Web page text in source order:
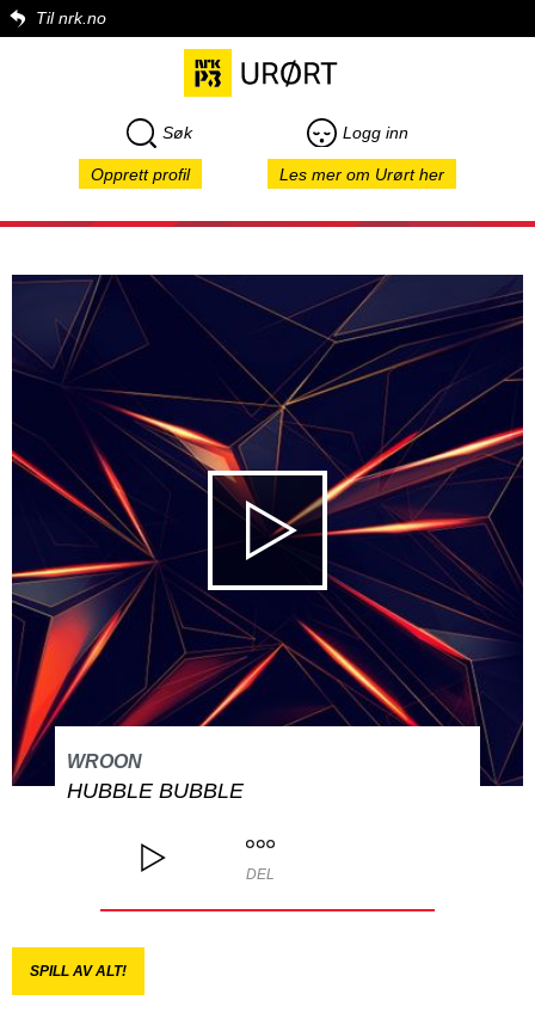
Til nrk.no
Søk Logg inn
Opprett profil Les mer om Urørt her
WROON
HUBBLE BUBBLE
DEL
SPILL AV ALT!